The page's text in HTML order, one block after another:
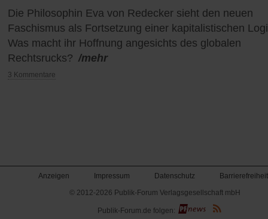
Die Philosophin Eva von Redecker sieht den neuen
Faschismus als Fortsetzung einer kapitalistischen
Was macht ihr Hoffnung angesichts des globalen
Rechtsrucks? /mehr
3 Kommentare
Anzeigen Impressum Datenschutz
Barrierefreiheit
© 2012-2026 Publik-Forum Verlagsgesellschaft mbH
(Öffnet
in
Publik-Forum.de folgen: